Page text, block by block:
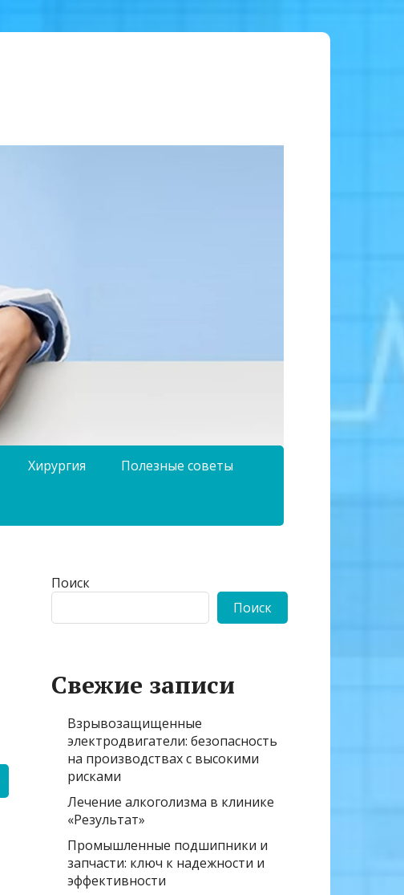
Хирургия Полезные советы
Поиск
Поиск
Свежие записи
Взрывозащищенные
электродвигатели: безопасность
на производствах с высокими
рисками
Лечение алкоголизма в клинике
«Результат»
Промышленные подшипники и
запчасти: ключ к надежности и
эффективности